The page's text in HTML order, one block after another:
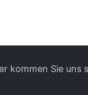
kommen Sie uns